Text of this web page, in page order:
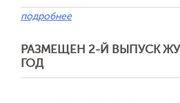
подробнее
РАЗМЕЩЕН 2-Й ВЫПУСК
ГОД